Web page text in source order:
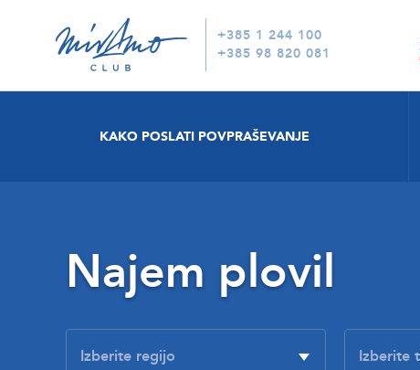
+385 1 244 100
+385 98 820 081
KAKO POSLATI POVPRAŠEVANJE
Najem plovil